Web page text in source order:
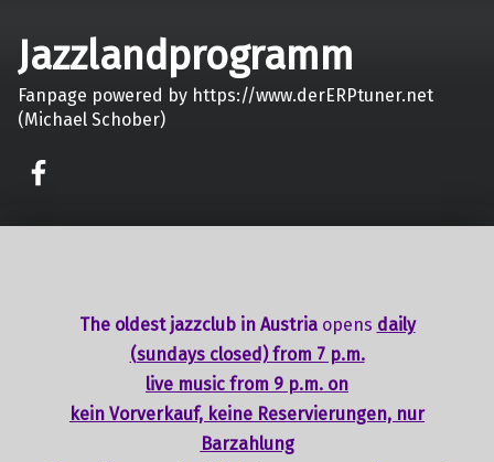
Jazzlandprogramm
Fanpage powered by https://www.derERPtuner.net
(Michael Schober)
The oldest jazzclub in Austria opens daily
(sundays closed) from 7 p.m.
live music from 9 p.m. on
kein Vorverkauf, keine Reservierungen, nur
Barzahlung